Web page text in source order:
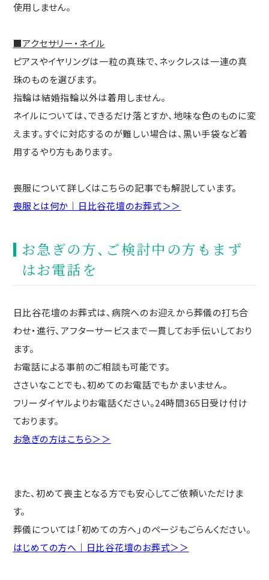
使用しません。
■アクセサリー・ネイル
ピアスやイヤリングは一粒の真珠で、ネックレスは一連の真
珠のものを選びます。
指輪は結婚指輪以外は着用しません。
ネイルについては、できるだけ落とすか、地味な色のものに変
えます。すぐに対応するのが難しい場合は、黒い手袋など着
用するやり方もあります。
喪服について詳しくはこちらの記事でも解説しています。
喪服とは何か｜日比谷花壇のお葬式＞＞
お急ぎの方、ご検討中の方もまず
はお電話を
日比谷花壇のお葬式は、病院へのお迎えから葬儀の打ち合
わせ・進行、アフターサービスまで一貫してお手伝いしており
ます。
お電話による事前のご相談も可能です。
ささいなことでも、初めてのお電話でもかまいません。
フリーダイヤルよりお電話ください。24時間365日受け付け
ております。
お急ぎの方はこちら＞＞
また、初めて喪主となる方でも安心してご依頼いただけま
す。
葬儀については「初めての方へ」のページもごらんください。
はじめての方へ｜日比谷花壇のお葬式＞＞